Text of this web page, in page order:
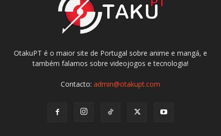
OtakuPT é o maior site de Portugal sobre anime e mangá, e
também falamos sobre videojogos e tecnologia!
Contacto: admin@otakupt.com